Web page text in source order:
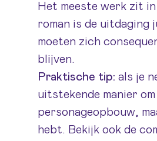
Het meeste werk zit
roman is de uitdaging
moeten zich
blijven.
Praktische tip: als je
uitstekende manier
personageopbouw,
hebt. Bekijk ook de